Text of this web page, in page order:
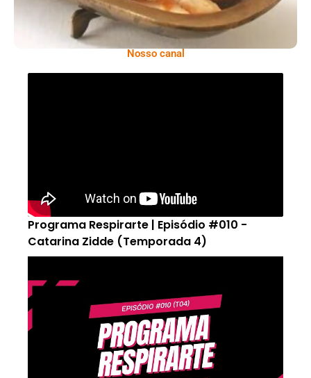
Nosso canal
Programa Respirarte | Episódio #010 -
Catarina Zidde (Temporada 4)